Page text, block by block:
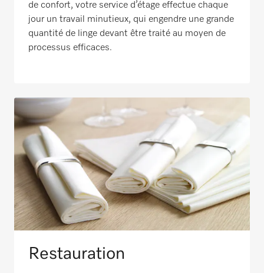
de confort, votre service d’étage effectue chaque
jour un travail minutieux, qui engendre une grande
quantité de linge devant être traité au moyen de
processus efficaces.
Restauration